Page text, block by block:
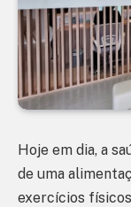
Hoje em dia, a
de uma
exercícios